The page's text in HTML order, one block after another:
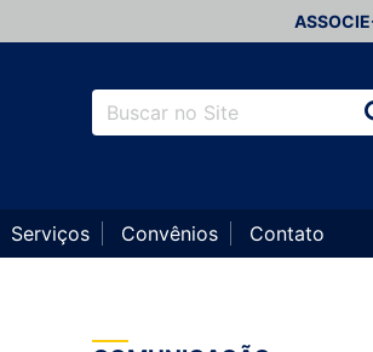
Serviços Convênios Contato